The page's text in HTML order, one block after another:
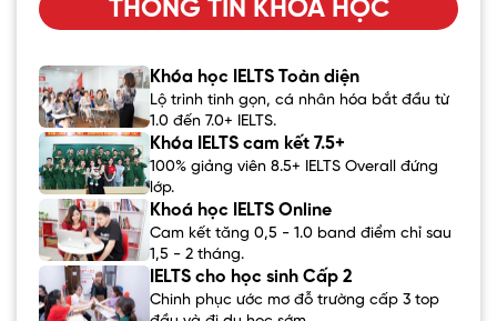
THÔNG TIN KHÓA HỌC
Khóa học IELTS Toàn diện
Lộ trình tinh gọn, cá nhân hóa bắt đầu từ
1.0 đến 7.0+ IELTS.
Khóa IELTS cam kết 7.5+
100% giảng viên 8.5+ IELTS Overall đứng
lớp.
Khoá học IELTS Online
Cam kết tăng 0,5 - 1.0 band điểm chỉ sau
1,5 - 2 tháng.
IELTS cho học sinh Cấp 2
Chinh phục ước mơ đỗ trường cấp 3 top